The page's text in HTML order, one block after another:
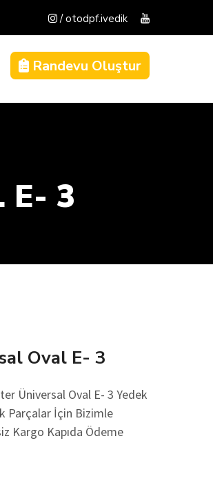
/ otodpf.ivedik
Randevu Oluştur
E- 3
Oval E- 3
Üniversal Oval E- 3 Yedek
Parçalar İçin Bizimle
Kargo Kapıda Ödeme